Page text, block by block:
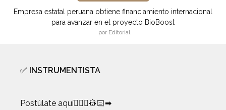
Empresa estatal peruana obtiene financiamiento internacional
para avanzar en el proyecto BioBoost
por Editorial
✅ INSTRUMENTISTA
Postúlate aquí👷🏻‍♀️👷🏻➡